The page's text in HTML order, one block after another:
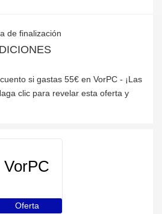
de finalización
si gastas 55€ en VorPC - ¡Las
clic para revelar esta oferta y
VorPC
Oferta